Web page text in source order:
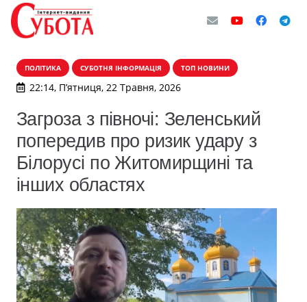
ПОЛІТИКА СУБОТНЯ ІНФОРМАЦІЯ ТОП НОВИНИ
22:14, П’ятниця, 22 Травня, 2026
Загроза з півночі: Зеленський
попередив про ризик удару з
Білорусі по Житомирщині та
інших областях